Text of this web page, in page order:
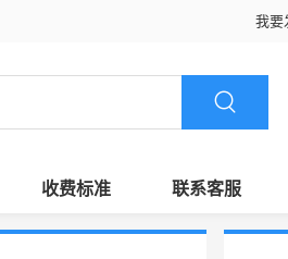
我要
收费标准 联系客服